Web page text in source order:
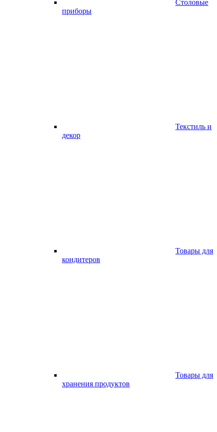
Столовые
приборы
Текстиль и
декор
Товары для
кондитеров
Товары для
хранения продуктов